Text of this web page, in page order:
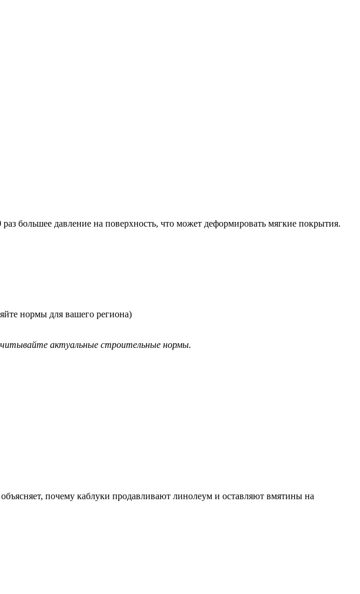
большее давление на поверхность, что может деформировать мягкие покрытия.
нормы для вашего региона)
актуальные строительные нормы.
почему каблуки продавливают линолеум и оставляют вмятины на